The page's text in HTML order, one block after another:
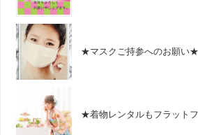
★マスクご持参へのお願い★
★着物レンタルもフラット